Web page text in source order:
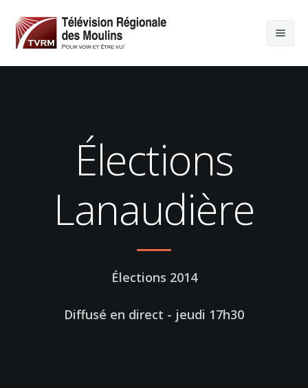
Élections
Lanaudière
Élections 2014
Diffusé en direct - jeudi 17h30